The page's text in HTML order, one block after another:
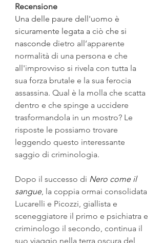
Recensione
Una delle paure dell'uomo è
sicuramente legata a ciò che si
nasconde dietro all’apparente
normalità di una persona e che
all'improvviso si rivela con tutta la
sua forza brutale e la sua ferocia
assassina. Qual è la molla che scatta
dentro e che spinge a uccidere
trasformandola in un mostro? Le
risposte le possiamo trovare
leggendo questo interessante
saggio di criminologia.
Dopo il successo di Nero come il
sangue, la coppia ormai consolidata
Lucarelli e Picozzi, giallista e
sceneggiatore il primo e psichiatra e
criminologo il secondo, continua il
suo viaggio nella terra oscura del